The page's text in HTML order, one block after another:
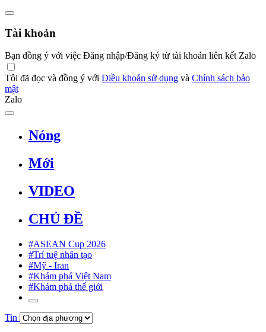
Tài khoản
Bạn đồng ý với việc Đăng nhập/Đăng ký từ tài khoản liên kết Zalo
Tôi đã đọc và đồng ý với Điều khoản sử dụng và Chính sách bảo
mật
Zalo
Nóng
Mới
VIDEO
CHỦ ĐỀ
#ASEAN Cup 2026
#Trí tuệ nhân tạo
#Mỹ - Iran
#Khám phá Việt Nam
#Khám phá thế giới
Tin